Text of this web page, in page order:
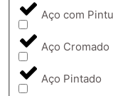
Aço com
Aço Cromado
Aço Pintado